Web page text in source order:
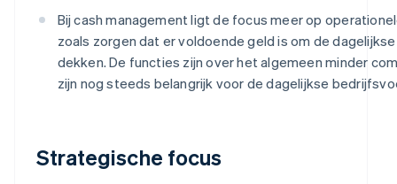
Bij cash management ligt de focus meer op
zoals zorgen dat er voldoende geld is om de
dekken. De functies zijn over het algemeen minder
zijn nog steeds belangrijk voor de dagelijkse
Strategische focus